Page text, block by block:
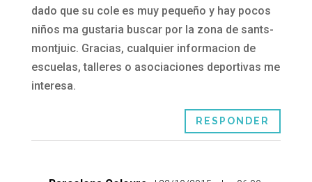
dado que su cole es muy pequeño y hay pocos
niños ma gustaria buscar por la zona de sants-
montjuic. Gracias, cualquier informacion de
escuelas, talleres o asociaciones deportivas me
interesa.
RESPONDER